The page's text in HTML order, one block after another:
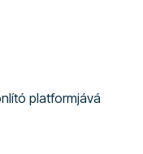
platformjává